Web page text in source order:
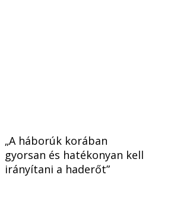
„A háborúk korában
gyorsan és hatékonyan kell
irányítani a haderőt”